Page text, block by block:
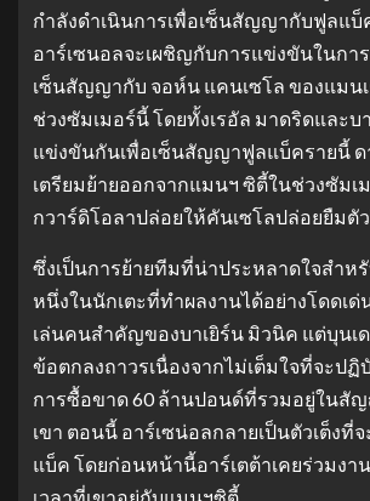
กำลังดำเนินการเพื่อเซ็นสัญญากับฟูลแบ็
อาร์เซนอลจะเผชิญกับการแข่งขันในกา
เซ็นสัญญากับ จอห์น แคนเซโล ของแมน
ช่วงซัมเมอร์นี้ โดยทั้งเรอัล มาดริดและบ
แข่งขันกันเพื่อเซ็นสัญญาฟูลแบ็ครายนี้ ด
เตรียมย้ายออกจากแมนฯ ซิตี้ในช่วงซัมเ
กวาร์ดิโอลาปล่อยให้คันเซโลปล่อยยืมตั
ซึ่งเป็นการย้ายทีมที่น่าประหลาดใจสำหรั
หนึ่งในนักเตะที่ทำผลงานได้อย่างโดดเด่
เล่นคนสำคัญของบาเยิร์น มิวนิค แต่บุนเ
ข้อตกลงถาวรเนื่องจากไม่เต็มใจที่จะปฏิ
การซื้อขาด 60 ล้านปอนด์ที่รวมอยู่ในสั
เขา ตอนนี้ อาร์เซน่อลกลายเป็นตัวเต็ง
แบ็ค โดยก่อนหน้านี้อาร์เตต้าเคยร่วมงา
เวลาที่เขาอยู่กับแมนฯซิตี้